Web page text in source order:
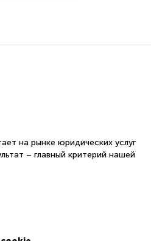
на рынке юридических услуг
– главный критерий нашей